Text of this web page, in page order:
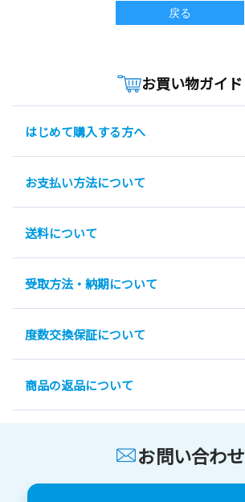
戻る
お買い物ガイド
はじめて購入する方へ
お支払い方法について
送料について
受取方法・納期について
度数交換保証について
商品の返品について
お問い合わせ